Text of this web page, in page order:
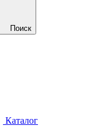
Поиск
Каталог